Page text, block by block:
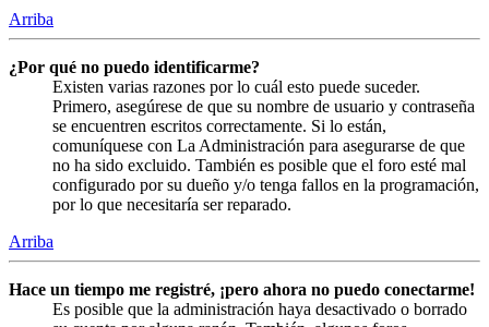
Arriba
¿Por qué no puedo identificarme?
Existen varias razones por lo cuál esto puede suceder.
Primero, asegúrese de que su nombre de usuario y contraseña
se encuentren escritos correctamente. Si lo están,
comuníquese con La Administración para asegurarse de que
no ha sido excluido. También es posible que el foro esté mal
configurado por su dueño y/o tenga fallos en la programación,
por lo que necesitaría ser reparado.
Arriba
Hace un tiempo me registré, ¡pero ahora no puedo conectarme!
Es posible que la administración haya desactivado o borrado